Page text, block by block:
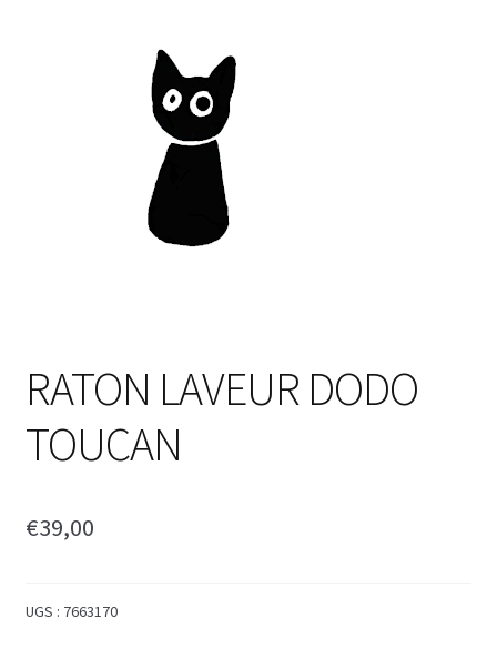
RATON LAVEUR DODO
TOUCAN
€39,00
UGS : 7663170